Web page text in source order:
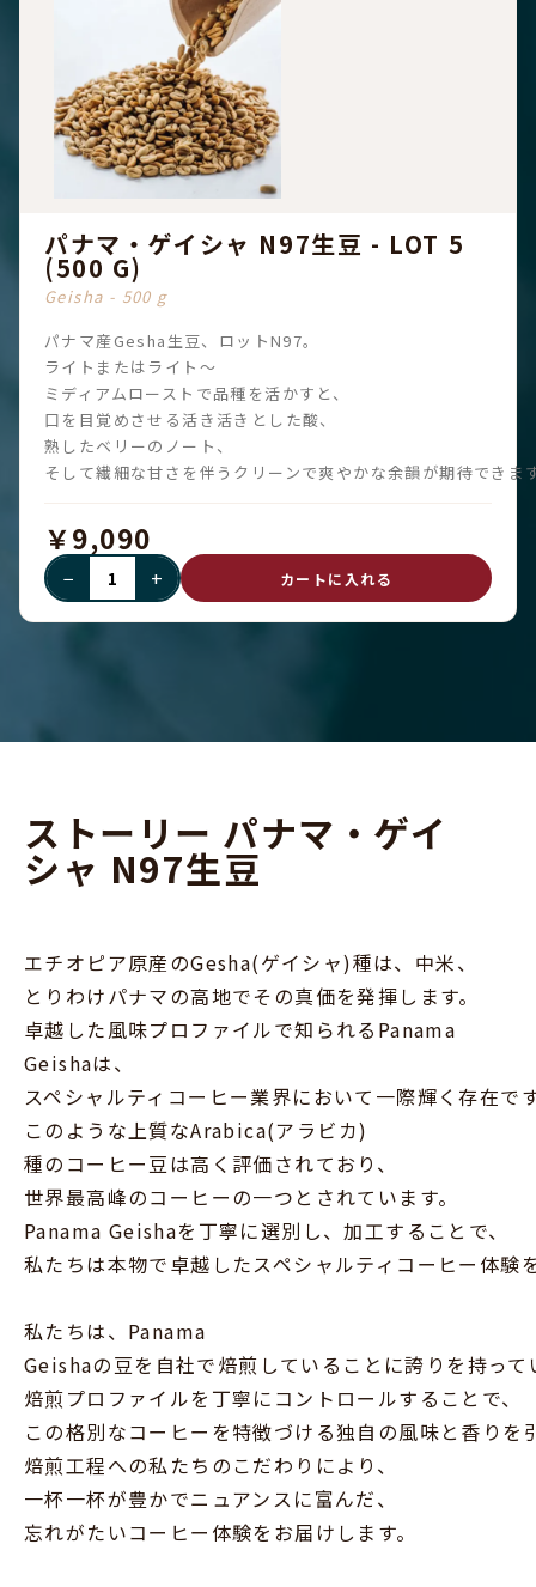
パナマ・ゲイシャ N97生豆 - LOT 5
(500 G)
Geisha - 500 g
パナマ産Gesha生豆、ロットN97。
ライトまたはライト〜
ミディアムローストで品種を活かすと、
口を目覚めさせる活き活きとした酸、
熟したベリーのノート、
そして繊細な甘さを伴うクリーンで爽やかな余韻が期待できま
￥9,090
− + カートに入れる
ストーリー パナマ・ゲイ
シャ N97生豆
エチオピア原産のGesha(ゲイシャ)種は、中米、
とりわけパナマの高地でその真価を発揮します。
卓越した風味プロファイルで知られるPanama
Geishaは、
スペシャルティコーヒー業界において一際輝く存在で
このような上質なArabica(アラビカ)
種のコーヒー豆は高く評価されており、
世界最高峰のコーヒーの一つとされています。
Panama Geishaを丁寧に選別し、加工することで、
私たちは本物で卓越したスペシャルティコーヒー体験
私たちは、Panama
Geishaの豆を自社で焙煎していることに誇りを持って
焙煎プロファイルを丁寧にコントロールすることで、
この格別なコーヒーを特徴づける独自の風味と香りを
焙煎工程への私たちのこだわりにより、
一杯一杯が豊かでニュアンスに富んだ、
忘れがたいコーヒー体験をお届けします。